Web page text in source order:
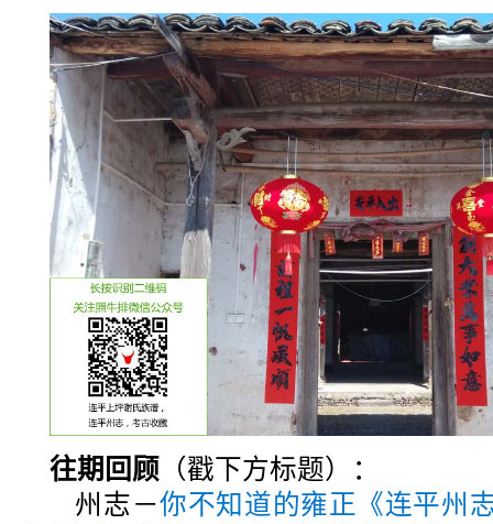
往期回顾 （戳下方标题）：
州志－你不知道的雍正《连平州